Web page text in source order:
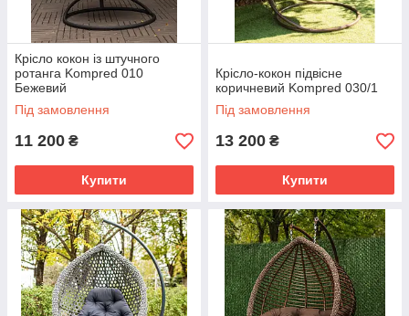
Крісло кокон із штучного
ротанга Kompred 010
Бежевий
Під замовлення
11 200 ₴
Купити
Крісло-кокон підвісне
коричневий Kompred 030/1
Під замовлення
13 200 ₴
Купити